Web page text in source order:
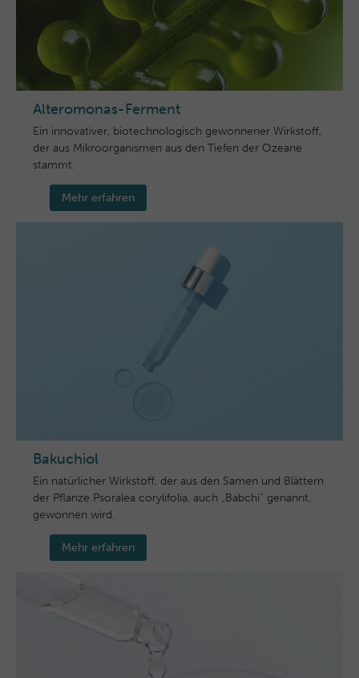
Alteromonas-Ferment
Ein innovativer, biotechnologisch gewonnener Wirkstoff,
der aus Mikroorganismen aus den Tiefen der Ozeane
stammt.
Mehr erfahren
Bakuchiol
Ein natürlicher Wirkstoff, der aus den Samen und Blättern
der Pflanze Psoralea corylifolia, auch „Babchi“ genannt,
gewonnen wird.
Mehr erfahren